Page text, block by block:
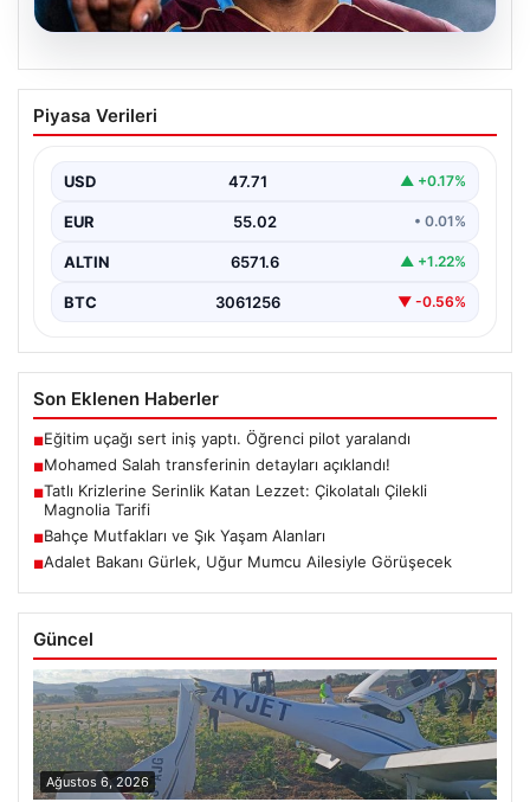
Mohamed Salah transferinin detayları
açıklandı!
Piyasa Verileri
USD 47.71 ▲ +0.17%
EUR 55.02 • 0.01%
ALTIN 6571.6 ▲ +1.22%
BTC 3061256 ▼ -0.56%
Son Eklenen Haberler
■Eğitim uçağı sert iniş yaptı. Öğrenci pilot yaralandı
■Mohamed Salah transferinin detayları açıklandı!
■Tatlı Krizlerine Serinlik Katan Lezzet: Çikolatalı Çilekli
Magnolia Tarifi
■Bahçe Mutfakları ve Şık Yaşam Alanları
■Adalet Bakanı Gürlek, Uğur Mumcu Ailesiyle Görüşecek
Güncel
Ağustos 6, 2026